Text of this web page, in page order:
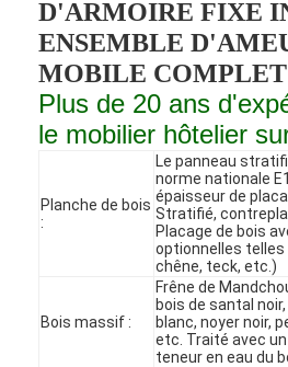
D'ARMOIRE FIXE
ENSEMBLE
MOBILE COMPLET
Plus de 20 ans
le mobilier hôtelier
Planche de bois
:
Le panneau
norme nationale
épaisseur de
Stratifié,
Placage de bois
optionnelles telles
chêne, teck, etc.)
Bois massif :
Frêne de
bois de santal
blanc, noyer noir,
etc. Traité avec
teneur en eau du